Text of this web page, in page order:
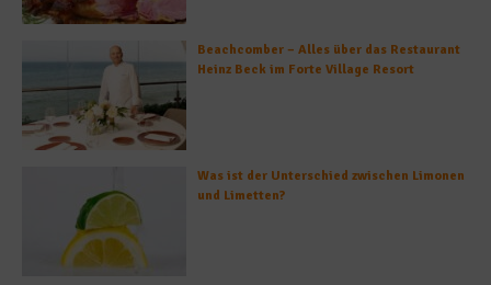
Beachcomber – Alles über das Restaurant
Heinz Beck im Forte Village Resort
Was ist der Unterschied zwischen Limonen
und Limetten?